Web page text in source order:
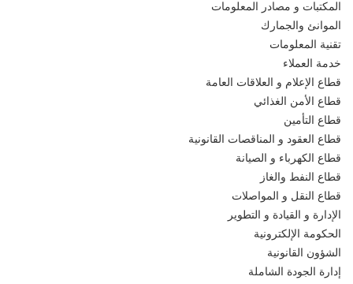
المكتبات و مصادر المعلومات
الموانئ والجمارك
تقنية المعلومات
خدمة العملاء
قطاع الإعلام و العلاقات العامة
قطاع الأمن الغذائي
قطاع التأمين
قطاع العقود و المناقصات القانونية
قطاع الكهرباء و الصيانة
قطاع النفط والغاز
قطاع النقل و المواصلات
الإدارة و القيادة و التطوير
الحكومة الإلكترونية
الشؤون القانونية
إدارة الجودة الشاملة